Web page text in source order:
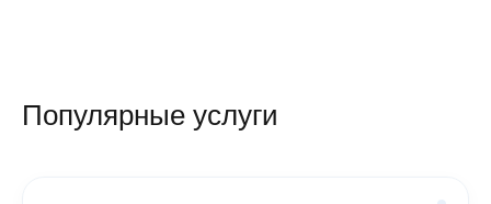
Популярные услуги